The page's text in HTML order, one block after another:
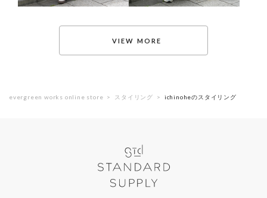
evergreen works online store スタイリング ichinoheのスタイリング